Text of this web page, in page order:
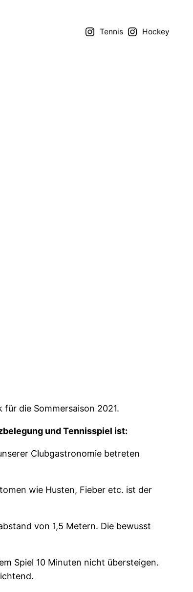
Tennis Hockey
die Sommersaison 2021.
und Tennisspiel ist:
Clubgastronomie betreten
wie Husten, Fieber etc. ist der
von 1,5 Metern. Die bewusst
Spiel 10 Minuten nicht übersteigen.